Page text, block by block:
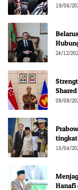
19/06/
24/12/
08/08/
15/04/
Hanafi